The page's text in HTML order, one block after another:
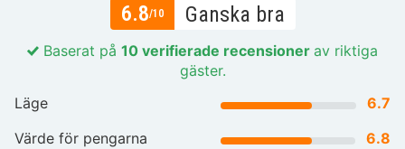
6.8/10 Ganska bra
Baserat på 10 verifierade recensioner av riktiga
gäster.
Läge
6.7
Värde för pengarna
6.8